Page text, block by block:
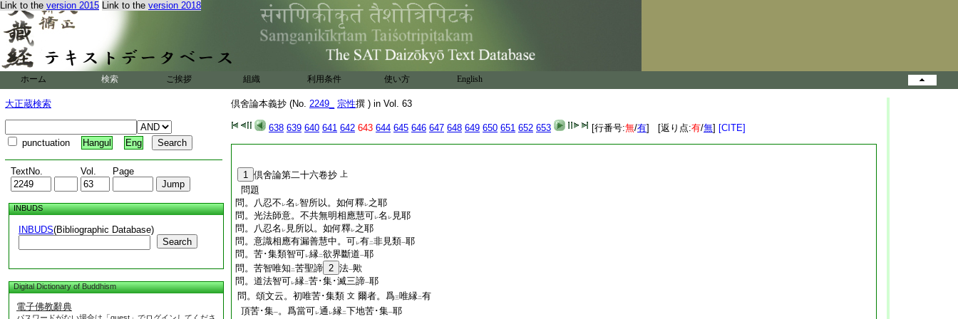
Link to the version 2015 Link to the version 2018
ホーム 検索 ご挨拶 組織 利用条件 使い方 English
大正蔵検索
punctuation Hangul Eng
TextNo. Vol. Page
INBUDS
INBUDS(Bibliographic Database)
Search
Digital Dictionary of Buddhism
電子佛教辭典
倶舍論本義抄 (No. 2249_ 宗性撰 ) in Vol. 63
638 639 640 641 642 643 644 645 646 647 648 649 650 651 652 653 [行番号:無/有] [返り点:有/無] [CITE]
右筆華嚴宗末葉權僧正宗性
年齡七十二
1 倶舍論第二十六卷抄 上
問題
問。八忍不 レ名 レ智所以。如何釋レ之耶
問。光法師意。不共無明相應慧可レ名 レ 見耶
問。八忍名 レ 見所以。如何釋レ之耶
問。意識相應有漏善慧中。可レ有二非見類一耶
問。苦･集類智可レ縁二欲界斷道一耶
問。苦智唯知 二苦聖諦 2 法一歟
問。道法智可レ縁二苦･集･滅三諦一耶
問。頌文云。初唯苦･集類 文 爾者。爲三唯縁二有
頂苦･集一。爲當可レ通 レ縁二下地苦･集一耶